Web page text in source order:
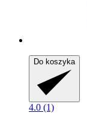
Do koszyka
4.0 (1)